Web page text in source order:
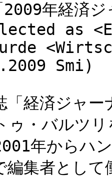
年経済ジ
as
Smi)
「経済ジャ
ゥ・バルツ
年からハ
編集者とし